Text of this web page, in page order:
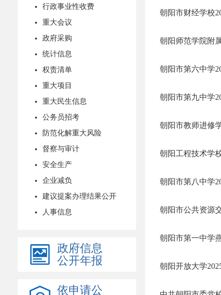
行政事业性收费
重大会议
政府采购
统计信息
权责清单
重大项目
重大民生信息
公务员招考
防范化解重大风险
督察与审计
安全生产
企业减负
建议提案办理结果公开
人事信息
政府信息
公开年报
依申请公
朝阳市财经学校
朝阳师范学院附
朝阳市第六中学
朝阳市第九中学
朝阳市教师进修
朝阳工程技术学
朝阳市第八中学
朝阳市公共资源
朝阳市第一中学
朝阳开放大学